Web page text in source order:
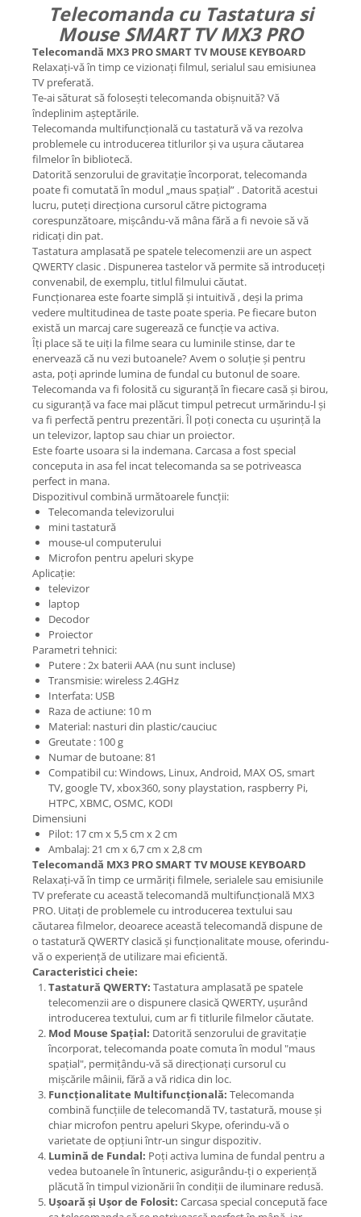
Telecomanda cu Tastatura si
Mouse SMART TV MX3 PRO
Telecomandă MX3 PRO SMART TV MOUSE KEYBOARD
Relaxați-vă în timp ce vizionați filmul, serialul sau emisiunea
TV preferată.
Te-ai săturat să folosești telecomanda obișnuită? Vă
îndeplinim așteptările.
Telecomanda multifuncțională cu tastatură vă va rezolva
problemele cu introducerea titlurilor și va ușura căutarea
filmelor în bibliotecă.
Datorită senzorului de gravitație încorporat, telecomanda
poate fi comutată în modul „maus spațial” . Datorită acestui
lucru, puteți direcționa cursorul către pictograma
corespunzătoare, mișcându-vă mâna fără a fi nevoie să vă
ridicați din pat.
Tastatura amplasată pe spatele telecomenzii are un aspect
QWERTY clasic . Dispunerea tastelor vă permite să introduceți
convenabil, de exemplu, titlul filmului căutat.
Funcționarea este foarte simplă și intuitivă , deși la prima
vedere multitudinea de taste poate speria. Pe fiecare buton
există un marcaj care sugerează ce funcție va activa.
Îți place să te uiți la filme seara cu luminile stinse, dar te
enervează că nu vezi butoanele? Avem o soluție și pentru
asta, poți aprinde lumina de fundal cu butonul de soare.
Telecomanda va fi folosită cu siguranță în fiecare casă și birou,
cu siguranță va face mai plăcut timpul petrecut urmărindu-l și
va fi perfectă pentru prezentări. Îl poți conecta cu ușurință la
un televizor, laptop sau chiar un proiector.
Este foarte usoara si la indemana. Carcasa a fost special
conceputa in asa fel incat telecomanda sa se potriveasca
perfect in mana.
Dispozitivul combină următoarele funcții:
Telecomanda televizorului
mini tastatură
mouse-ul computerului
Microfon pentru apeluri skype
Aplicație:
televizor
laptop
Decodor
Proiector
Parametri tehnici:
Putere : 2x baterii AAA (nu sunt incluse)
Transmisie: wireless 2.4GHz
Interfata: USB
Raza de actiune: 10 m
Material: nasturi din plastic/cauciuc
Greutate : 100 g
Numar de butoane: 81
Compatibil cu: Windows, Linux, Android, MAX OS, smart
TV, google TV, xbox360, sony playstation, raspberry Pi,
HTPC, XBMC, OSMC, KODI
Dimensiuni
Pilot: 17 cm x 5,5 cm x 2 cm
Ambalaj: 21 cm x 6,7 cm x 2,8 cm
Telecomandă MX3 PRO SMART TV MOUSE KEYBOARD
Relaxați-vă în timp ce urmăriți filmele, serialele sau emisiunile
TV preferate cu această telecomandă multifuncțională MX3
PRO. Uitați de problemele cu introducerea textului sau
căutarea filmelor, deoarece această telecomandă dispune de
o tastatură QWERTY clasică și funcționalitate mouse, oferindu-
vă o experiență de utilizare mai eficientă.
Caracteristici cheie:
Tastatură QWERTY: Tastatura amplasată pe spatele
telecomenzii are o dispunere clasică QWERTY, ușurând
introducerea textului, cum ar fi titlurile filmelor căutate.
Mod Mouse Spațial: Datorită senzorului de gravitație
încorporat, telecomanda poate comuta în modul "maus
spațial", permițându-vă să direcționați cursorul cu
mișcările mâinii, fără a vă ridica din loc.
Funcționalitate Multifuncțională: Telecomanda
combină funcțiile de telecomandă TV, tastatură, mouse și
chiar microfon pentru apeluri Skype, oferindu-vă o
varietate de opțiuni într-un singur dispozitiv.
Lumină de Fundal: Poți activa lumina de fundal pentru a
vedea butoanele în întuneric, asigurându-ți o experiență
plăcută în timpul vizionării în condiții de iluminare redusă.
Ușoară și Ușor de Folosit: Carcasa special concepută face